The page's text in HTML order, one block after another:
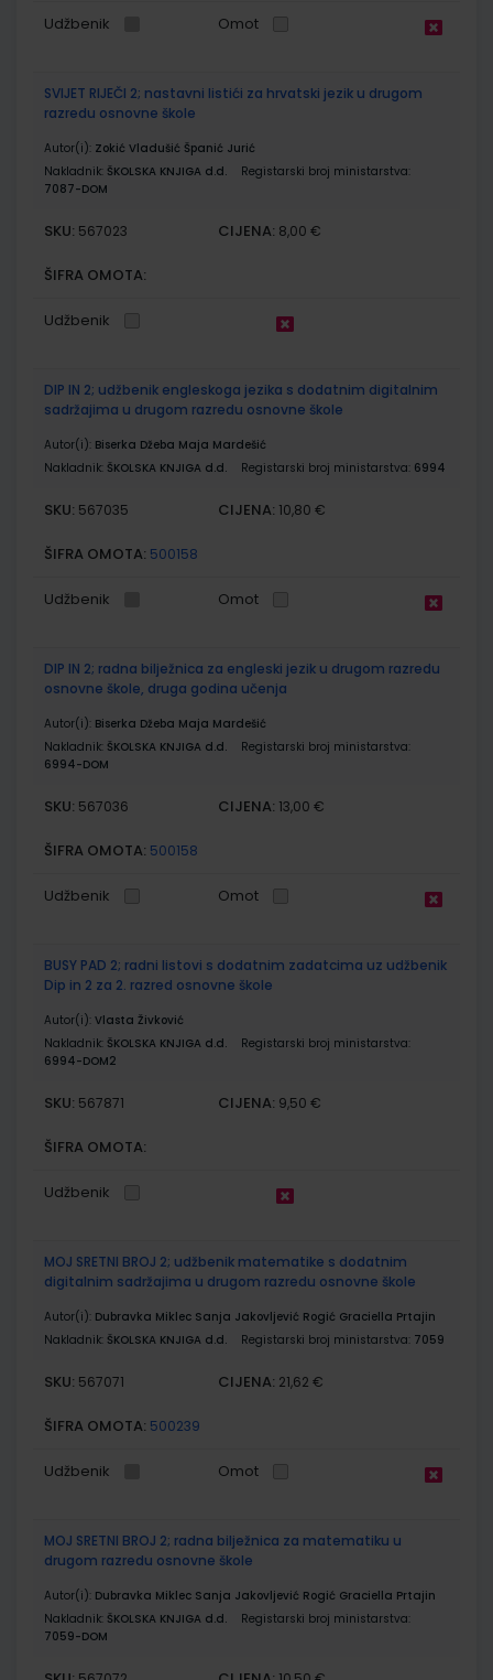
Udžbenik Omot
SVIJET RIJEČI 2; nastavni listići za hrvatski jezik u drugom
razredu osnovne škole
Autor(i): Zokić Vladušić Španić Jurić
Nakladnik: ŠKOLSKA KNJIGA d.d.
Registarski broj ministarstva:
7087-DOM
SKU: 567023 CIJENA: 8,00 €
ŠIFRA OMOTA:
Udžbenik
DIP IN 2; udžbenik engleskoga jezika s dodatnim digitalnim
sadržajima u drugom razredu osnovne škole
Autor(i): Biserka Džeba Maja Mardešić
Nakladnik: ŠKOLSKA KNJIGA d.d. Registarski broj ministarstva: 6994
SKU: 567035 CIJENA: 10,80 €
ŠIFRA OMOTA: 500158
Udžbenik Omot
DIP IN 2; radna bilježnica za engleski jezik u drugom razredu
osnovne škole, druga godina učenja
Autor(i): Biserka Džeba Maja Mardešić
Nakladnik: ŠKOLSKA KNJIGA d.d.
Registarski broj ministarstva:
6994-DOM
SKU: 567036 CIJENA: 13,00 €
ŠIFRA OMOTA: 500158
Udžbenik Omot
BUSY PAD 2; radni listovi s dodatnim zadatcima uz udžbenik
Dip in 2 za 2. razred osnovne škole
Autor(i): Vlasta Živković
Nakladnik: ŠKOLSKA KNJIGA d.d.
Registarski broj ministarstva:
6994-DOM2
SKU: 567871 CIJENA: 9,50 €
ŠIFRA OMOTA:
Udžbenik
MOJ SRETNI BROJ 2; udžbenik matematike s dodatnim
digitalnim sadržajima u drugom razredu osnovne škole
Autor(i): Dubravka Miklec Sanja Jakovljević Rogić Graciella Prtajin
Nakladnik: ŠKOLSKA KNJIGA d.d. Registarski broj ministarstva: 7059
SKU: 567071 CIJENA: 21,62 €
ŠIFRA OMOTA: 500239
Udžbenik Omot
MOJ SRETNI BROJ 2; radna bilježnica za matematiku u
drugom razredu osnovne škole
Autor(i): Dubravka Miklec Sanja Jakovljević Rogić Graciella Prtajin
Nakladnik: ŠKOLSKA KNJIGA d.d.
Registarski broj ministarstva:
7059-DOM